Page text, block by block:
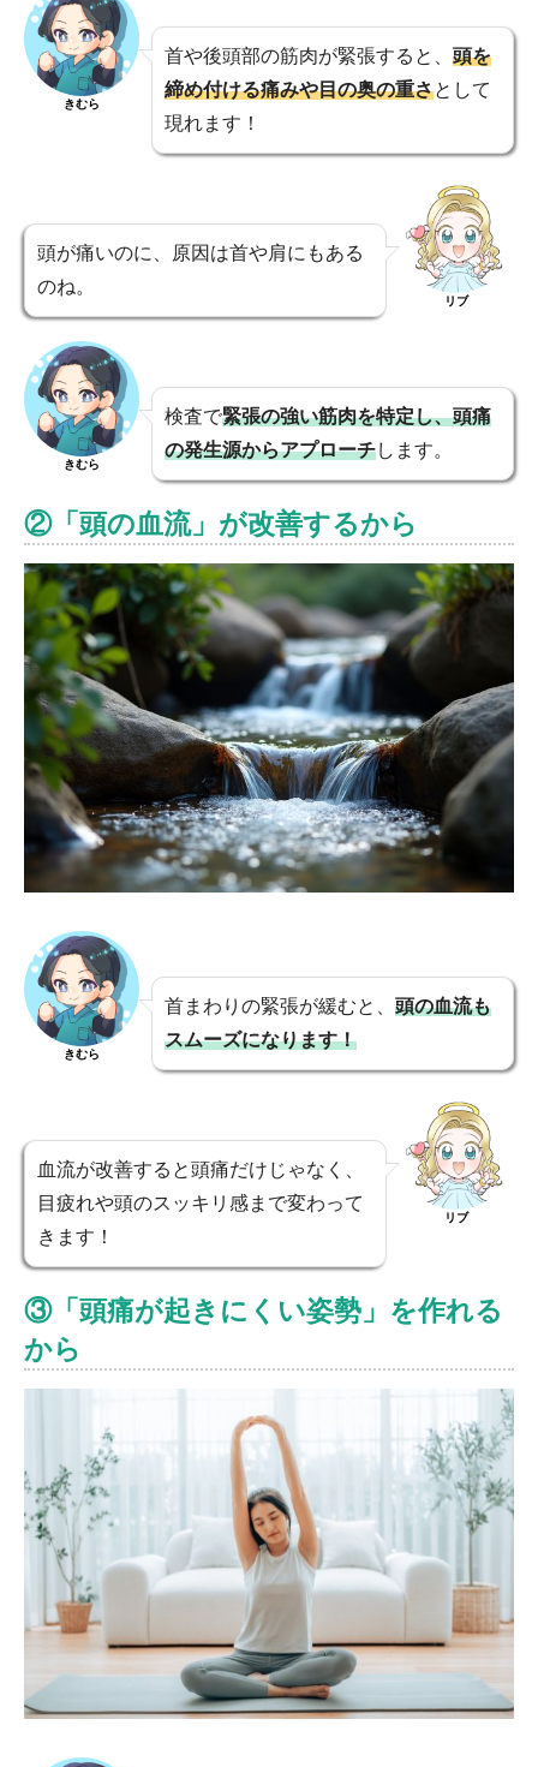
きむら
首や後頭部の筋肉が緊張すると、 頭を
締め付ける痛みや目の奥の重さとして
現れます！
頭が痛いのに、原因は首や肩にもある
のね。
リブ
きむら
検査で緊張の強い筋肉を特定し、頭痛
の発生源からアプローチします。
②「頭の血流」が改善するから
きむら
首まわりの緊張が緩むと、 頭の血流も
スムーズになります！
血流が改善すると頭痛だけじゃなく、
目疲れや頭のスッキリ感まで変わって
きます！
リブ
③「頭痛が起きにくい姿勢」を作れる
から